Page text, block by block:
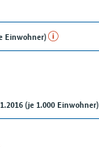
Einwohner)
(je 1.000 Einwohner)